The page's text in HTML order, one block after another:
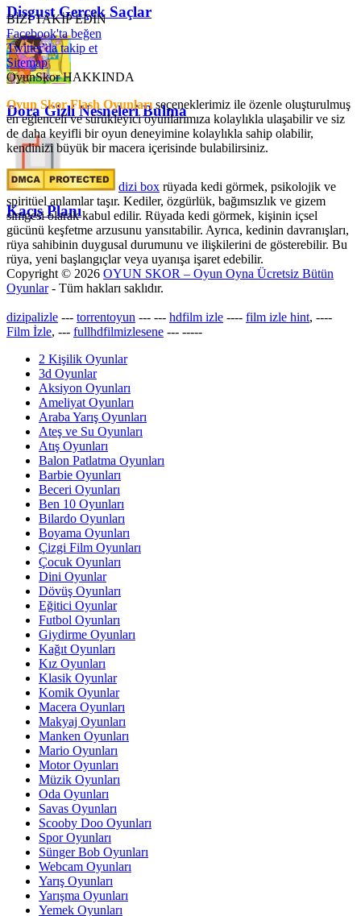
Disgust Gerçek Saçlar
Dora Gizli Nesneleri Bulma
Kaçış Planı
BİZİ TAKİP EDİN
Facebook'ta beğen
Twitter'da takip et
Sitemap
OyunSkor HAKKINDA
Oyun Skor Flash Oyunları seçeneklerimiz ile özenle oluşturulmuş
en eğlenceli ve sürükleyici oyunlarımıza kolaylıkla ulaşabilir ve siz
de daha keyifli bir oyun deneyimine kolaylıkla sahip olabilir,
kendinizi büyük bir macera içerisinde bulabilirsiniz.
dizi box rüyada kedi görmek​, psikolojik ve
spiritüel anlamlar taşır. Kediler, özgürlük, bağımsızlık ve gizem
simgesi olarak kabul edilir. Rüyada kedi görmek, kişinin içsel
gücünü keşfetme arzusunu yansıtabilir. Ayrıca, kedinin davranışları,
rüya sahibinin duygusal durumunu ve ilişkilerini de gösterebilir. Bu
rüya, yeni başlangıçlar veya uyanışa işaret edebilir.
Copyright © 2026 OYUN SKOR – Oyun Oyna Ücretsiz Bütün
Oyunlar- Tüm hakları saklıdır.
dizipalizle --- torrentoyun --- --- hdfilm izle ---- film izle hint, ----
Film İzle, --- fullhdfilmizlesene --- -----
2 Kişilik Oyunlar
3d Oyunlar
Aksiyon Oyunları
Ameliyat Oyunları
Araba Yarış Oyunları
Ateş ve Su Oyunları
Atış Oyunları
Balon Patlatma Oyunları
Barbie Oyunları
Beceri Oyunları
Ben 10 Oyunları
Bilardo Oyunları
Boyama Oyunları
Çizgi Film Oyunları
Çocuk Oyunları
Dini Oyunlar
Dövüş Oyunları
Eğitici Oyunlar
Futbol Oyunları
Giydirme Oyunları
Kağıt Oyunları
Kız Oyunları
Klasik Oyunlar
Komik Oyunlar
Macera Oyunları
Makyaj Oyunları
Manken Oyunları
Mario Oyunları
Motor Oyunları
Müzik Oyunları
Oda Oyunları
Savas Oyunları
Scooby Doo Oyunları
Spor Oyunları
Sünger Bob Oyunları
Webcam Oyunları
Yarış Oyunları
Yarışma Oyunları
Yemek Oyunları